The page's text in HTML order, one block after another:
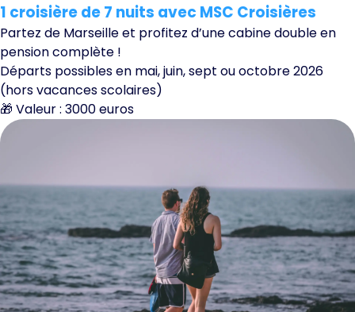
1 croisière de 7 nuits avec MSC Croisières
Partez de Marseille et profitez d’une cabine double en
pension complète !
Départs possibles en mai, juin, sept ou octobre 2026
(hors vacances scolaires)
🎁 Valeur : 3000 euros